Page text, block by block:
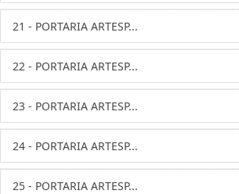
21 - PORTARIA ARTESP...
22 - PORTARIA ARTESP...
23 - PORTARIA ARTESP...
24 - PORTARIA ARTESP...
25 - PORTARIA ARTESP...